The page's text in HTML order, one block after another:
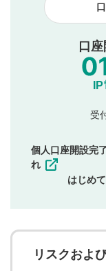
本動画
他者への
公序良
氏名、
他のサ
他者の
その他当
一度投稿した
ことを承諾した
に関する著作者
用者が投稿し
口
受
個人口座開設完
れ
はじめ
リスクおよ